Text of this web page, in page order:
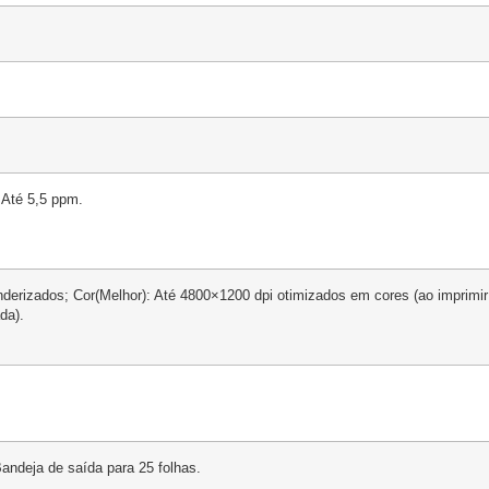
5,5 ppm.
Cor(Melhor): Até 4800×1200 dpi otimizados em cores (ao
de saída para 25 folhas.